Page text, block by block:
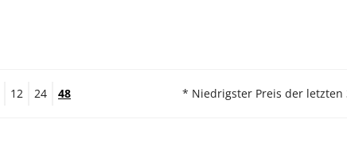
12 24 48 * Niedrigster Preis der letzten